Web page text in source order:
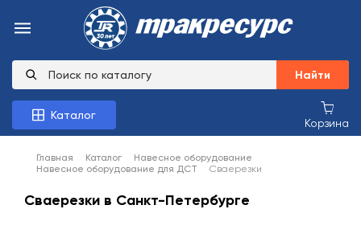
Найти
Каталог
Корзина
Главная Каталог
Навесное оборудование
Навесное оборудование для ДСТ
Сваерезки
Сваерезки в Санкт-Петербурге